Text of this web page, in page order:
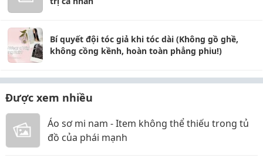
Bí quyết đội tóc giả khi tóc dài (Không gồ ghề,
không cồng kềnh, hoàn toàn phẳng phiu!)
Được xem nhiều
Áo sơ mi nam - Item không thể thiếu trong tủ
đồ của phái mạnh